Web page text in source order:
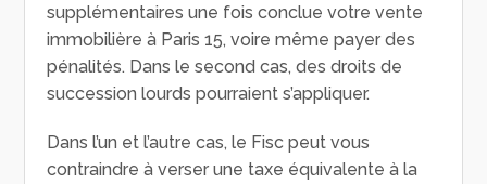
supplémentaires une fois conclue votre vente
immobilière à Paris 15, voire même payer des
pénalités. Dans le second cas, des droits de
succession lourds pourraient s’appliquer.
Dans l’un et l’autre cas, le Fisc peut vous
contraindre à verser une taxe équivalente à la